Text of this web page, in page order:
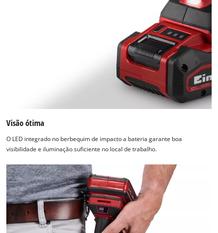
Visão ótima
O LED integrado no berbequim de impacto a bateria garante boa
visibilidade e iluminação suficiente no local de trabalho.